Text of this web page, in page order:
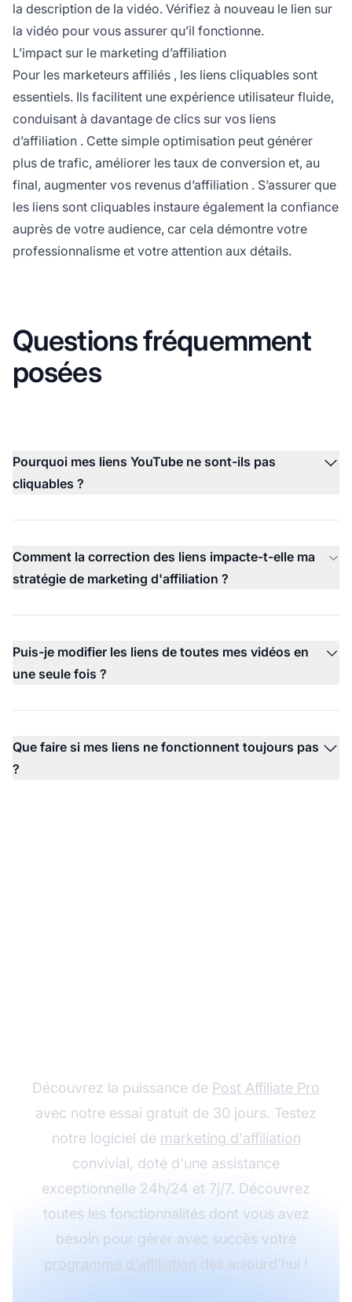
la description de la vidéo. Vérifiez à nouveau le lien sur
la vidéo pour vous assurer qu’il fonctionne.
L’impact sur le marketing d’affiliation
Pour les marketeurs affiliés , les liens cliquables sont
essentiels. Ils facilitent une expérience utilisateur fluide,
conduisant à davantage de clics sur vos liens
d’affiliation . Cette simple optimisation peut générer
plus de trafic, améliorer les taux de conversion et, au
final, augmenter vos revenus d’affiliation . S’assurer que
les liens sont cliquables instaure également la confiance
auprès de votre audience, car cela démontre votre
professionnalisme et votre attention aux détails.
Questions fréquemment
posées
Pourquoi mes liens YouTube ne sont-ils pas
cliquables ?
Comment la correction des liens impacte-t-elle ma
stratégie de marketing d'affiliation ?
Puis-je modifier les liens de toutes mes vidéos en
une seule fois ?
Que faire si mes liens ne fonctionnent toujours pas
?
Découvrez la puissance de Post Affiliate Pro
avec notre essai gratuit de 30 jours. Testez
notre logiciel de marketing d'affiliation
convivial, doté d'une assistance
exceptionnelle 24h/24 et 7j/7. Découvrez
toutes les fonctionnalités dont vous avez
besoin pour gérer avec succès votre
programme d'affiliation dès aujourd'hui !